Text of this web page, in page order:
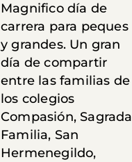
Magnifico día de
carrera para peques
y grandes. Un gran
día de compartir
entre las familias de
los colegios
Compasión, Sagrada
Familia, San
Hermenegildo,